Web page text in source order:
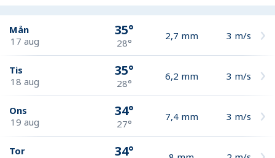
Mån
17 aug
35°
28°
2,7 mm 3 m/s
Tis
18 aug
35°
28°
6,2 mm 3 m/s
Ons
19 aug
34°
27°
7,4 mm 3 m/s
Tor
34°